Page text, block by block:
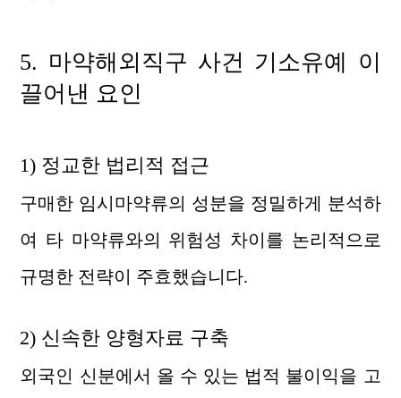
5. 마약해외직구 사건 기소유예
이
끌어낸 요인
1) 정교한 법리적 접근
구매한 임시마약류의 성분을 정밀하게 분석하
여 타 마약류와의 위험성 차이를 논리적으로
규명한 전략이 주효했습니다.
2) 신속한 양형자료 구축
외국인 신분에서 올 수 있는 법적 불이익을 고